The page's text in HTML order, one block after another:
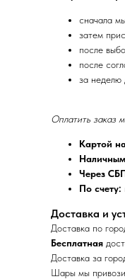
сначала
затем
после
после
за неделю
Оплатить заказ
Картой
Через
По счету:
Доставка и
Доставка по
Бесплатная
Доставка за
Шары мы